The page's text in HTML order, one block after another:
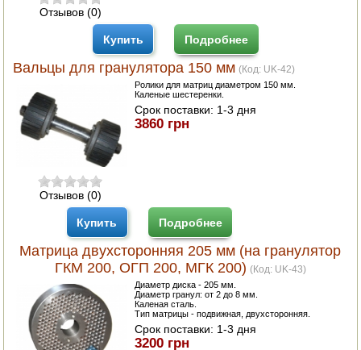
Отзывов (0)
Купить Подробнее
Вальцы для гранулятора 150 мм (Код: UK-42)
Отзывов (0)
Ролики для матриц диаметром 150 мм.
Каленые шестеренки.
Срок поставки: 1-3 дня
3860 грн
Купить Подробнее
Матрица двухсторонняя 205 мм (на гранулятор
ГКМ 200, ОГП 200, МГК 200) (Код: UK-43)
Диаметр диска - 205 мм.
Диаметр гранул: от 2 до 8 мм.
Каленая сталь.
Тип матрицы - подвижная, двухсторонняя.
Срок поставки: 1-3 дня
3200 грн